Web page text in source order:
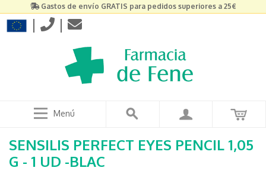
Gastos de envío GRATIS para pedidos superiores a 25€
| |
Menú
SENSILIS PERFECT EYES PENCIL 1,05
G - 1 UD -BLAC